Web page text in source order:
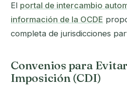
El portal de intercambio
información de la OCDE
completa de jurisdicciones
Convenios para
Imposición (CDI)